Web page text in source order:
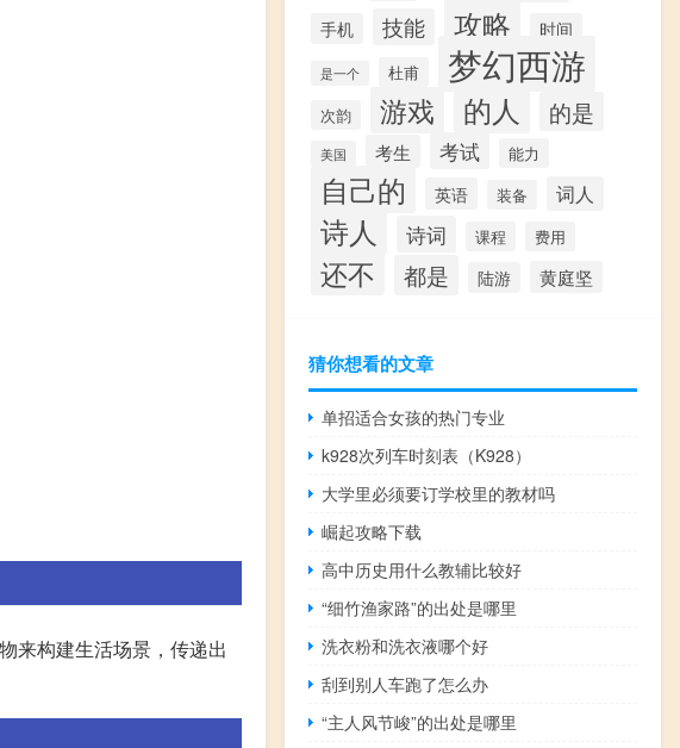
来构建生活场景，传递出
手机 技能 攻略 时间
是一个 杜甫 梦幻西游
次韵 游戏 的人 的是
美国 考生 考试 能力
自己的 英语 装备 词人
诗人 诗词 课程 费用
还不 都是 陆游 黄庭坚
猜你想看的文章
单招适合女孩的热门专业
k928次列车时刻表（K928）
大学里必须要订学校里的教材吗
崛起攻略下载
高中历史用什么教辅比较好
“细竹渔家路”的出处是哪里
洗衣粉和洗衣液哪个好
刮到别人车跑了怎么办
“主人风节峻”的出处是哪里